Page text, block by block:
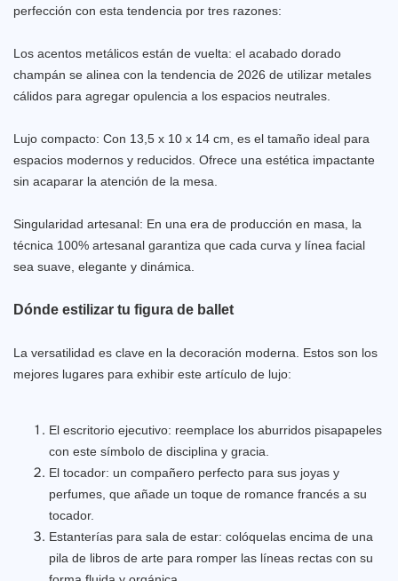
perfección con esta tendencia por tres razones:
Los acentos metálicos están de vuelta: el acabado dorado
champán se alinea con la tendencia de 2026 de utilizar metales
cálidos para agregar opulencia a los espacios neutrales.
Lujo compacto: Con 13,5 x 10 x 14 cm, es el tamaño ideal para
espacios modernos y reducidos. Ofrece una estética impactante
sin acaparar la atención de la mesa.
Singularidad artesanal: En una era de producción en masa, la
técnica 100% artesanal garantiza que cada curva y línea facial
sea suave, elegante y dinámica.
Dónde estilizar tu figura de ballet
La versatilidad es clave en la decoración moderna. Estos son los
mejores lugares para exhibir este artículo de lujo:
El escritorio ejecutivo: reemplace los aburridos pisapapeles
con este símbolo de disciplina y gracia.
El tocador: un compañero perfecto para sus joyas y
perfumes, que añade un toque de romance francés a su
tocador.
Estanterías para sala de estar: colóquelas encima de una
pila de libros de arte para romper las líneas rectas con su